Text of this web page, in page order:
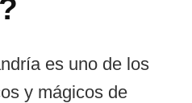
es uno de los
y mágicos de